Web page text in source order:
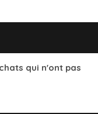
qui n'ont pas